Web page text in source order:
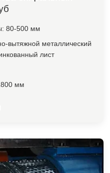
80-500 мм
вытяжной металлический
лист
мм